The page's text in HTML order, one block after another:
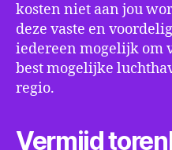
kosten niet aan jou
deze vaste en
iedereen mogelijk om
best mogelijke
regio.
Vermijd